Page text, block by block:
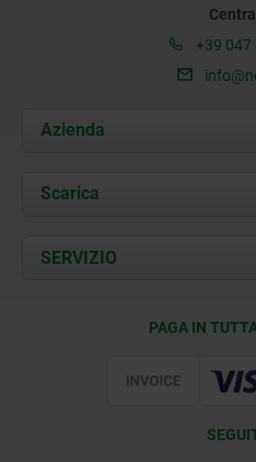
+39 047
Azienda
Chi siamo
Contatti
Scarica
Documents
SERVIZIO
PAGA IN